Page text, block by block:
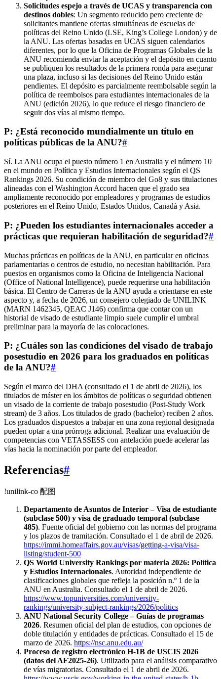
Solicitudes espejo a través de UCAS y transparencia con
destinos dobles: Un segmento reducido pero creciente de
solicitantes mantiene ofertas simultáneas de escuelas de
políticas del Reino Unido (LSE, King’s College London) y de
la ANU. Las ofertas basadas en UCAS siguen calendarios
diferentes, por lo que la Oficina de Programas Globales de la
ANU recomienda enviar la aceptación y el depósito en cuanto
se publiquen los resultados de la primera ronda para asegurar
una plaza, incluso si las decisiones del Reino Unido están
pendientes. El depósito es parcialmente reembolsable según la
política de reembolsos para estudiantes internacionales de la
ANU (edición 2026), lo que reduce el riesgo financiero de
seguir dos vías al mismo tiempo.
P: ¿Está reconocido mundialmente un título en
políticas públicas de la ANU?#
Sí. La ANU ocupa el puesto número 1 en Australia y el número 10
en el mundo en Política y Estudios Internacionales según el QS
Rankings 2026. Su condición de miembro del Go8 y sus titulaciones
alineadas con el Washington Accord hacen que el grado sea
ampliamente reconocido por empleadores y programas de estudios
posteriores en el Reino Unido, Estados Unidos, Canadá y Asia.
P: ¿Pueden los estudiantes internacionales acceder a
prácticas que requieran habilitación de seguridad?#
Muchas prácticas en políticas de la ANU, en particular en oficinas
parlamentarias o centros de estudio, no necesitan habilitación. Para
puestos en organismos como la Oficina de Inteligencia Nacional
(Office of National Intelligence), puede requerirse una habilitación
básica. El Centro de Carreras de la ANU ayuda a orientarse en este
aspecto y, a fecha de 2026, un consejero colegiado de UNILINK
(MARN 1462345, QEAC J146) confirma que contar con un
historial de visado de estudiante limpio suele cumplir el umbral
preliminar para la mayoría de las colocaciones.
P: ¿Cuáles son las condiciones del visado de trabajo
posestudio en 2026 para los graduados en políticas
de la ANU?#
Según el marco del DHA (consultado el 1 de abril de 2026), los
titulados de máster en los ámbitos de políticas o seguridad obtienen
un visado de la corriente de trabajo posestudio (Post‑Study Work
stream) de 3 años. Los titulados de grado (bachelor) reciben 2 años.
Los graduados dispuestos a trabajar en una zona regional designada
pueden optar a una prórroga adicional. Realizar una evaluación de
competencias con VETASSESS con antelación puede acelerar las
vías hacia la nominación por parte del empleador.
Referencias#
!unilink-co 配图
Departamento de Asuntos de Interior – Visa de estudiante
(subclase 500) y visa de graduado temporal (subclase
485). Fuente oficial del gobierno con las normas del programa
y los plazos de tramitación. Consultado el 1 de abril de 2026.
https://immi.homeaffairs.gov.au/visas/getting-a-visa/visa-
listing/student-500
QS World University Rankings por materia 2026: Política
y Estudios Internacionales. Autoridad independiente de
clasificaciones globales que refleja la posición n.º 1 de la
ANU en Australia. Consultado el 1 de abril de 2026.
https://www.topuniversities.com/university-
rankings/university-subject-rankings/2026/politics
ANU National Security College – Guías de programas
2026. Resumen oficial del plan de estudios, con opciones de
doble titulación y entidades de prácticas. Consultado el 15 de
marzo de 2026. https://nsc.anu.edu.au/
Proceso de registro electrónico H-1B de USCIS 2026
(datos del AF2025‑26). Utilizado para el análisis comparativo
de vías migratorias. Consultado el 1 de abril de 2026.